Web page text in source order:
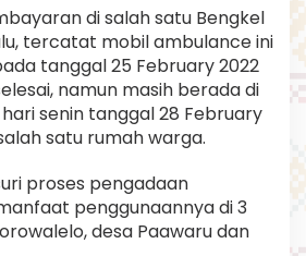
di salah satu Bengkel
tercatat mobil ambulance ini
tanggal 25 February 2022
namun masih berada di
senin tanggal 28 February
satu rumah warga.
proses pengadaan
penggunaannya di 3
desa Paawaru dan